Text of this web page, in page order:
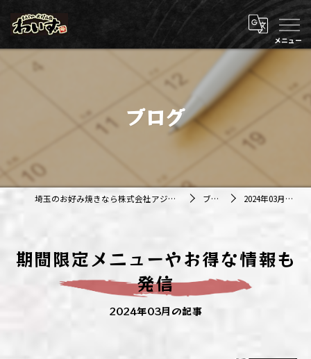
ブログ
埼玉のお好み焼きなら株式会社アジルカンパニー ブログ 2024年03月の記事
期間限定メニューやお得な情報も
発信
2024年03月の記事